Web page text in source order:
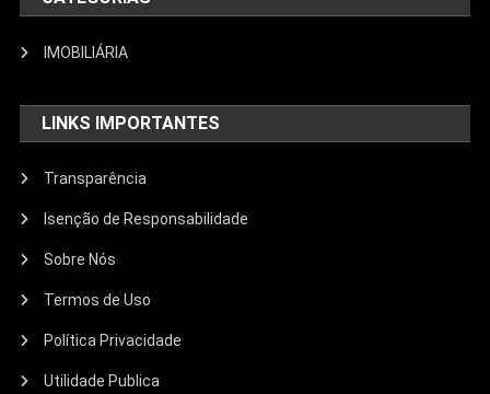
IMOBILIÁRIA
LINKS IMPORTANTES
Transparência
Isenção de Responsabilidade
Sobre Nós
Termos de Uso
Política Privacidade
Utilidade Publica